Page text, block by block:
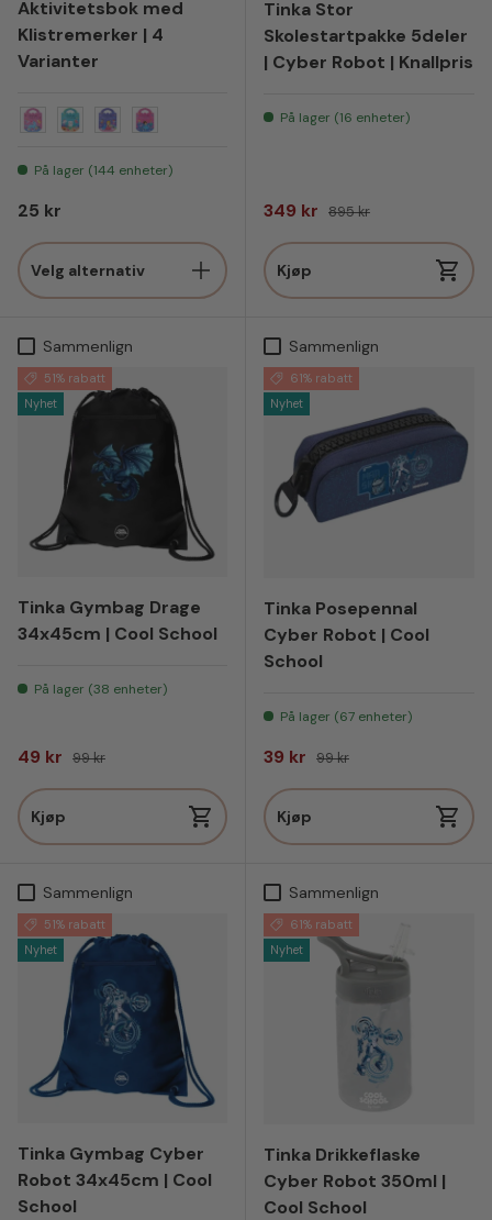
Aktivitetsbok med
Klistremerker | 4
Varianter
På lager (144 enheter)
Vanlig pris
25 kr
Velg alternativ
Tinka Stor
Skolestartpakke 5deler
| Cyber Robot | Knallpris
På lager (16 enheter)
Salgspris
349 kr Vanlig pris
895 kr
Kjøp
Sammenlign
51% rabatt
Nyhet
Tinka Gymbag Drage
34x45cm | Cool School
På lager (38 enheter)
Salgspris
49 kr Vanlig pris
99 kr
Kjøp
Sammenlign
61% rabatt
Nyhet
Tinka Posepennal
Cyber Robot | Cool
School
På lager (67 enheter)
Salgspris
39 kr Vanlig pris
99 kr
Kjøp
Sammenlign
51% rabatt
Nyhet
Tinka Gymbag Cyber
Robot 34x45cm | Cool
School
Sammenlign
61% rabatt
Nyhet
Tinka Drikkeflaske
Cyber Robot 350ml |
Cool School